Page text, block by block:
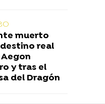
muerto
destino real
y tras el
del Dragón